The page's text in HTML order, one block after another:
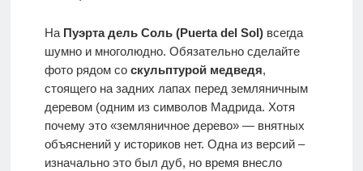
На Пуэрта дель Соль (Puerta del Sol)всегда
шумно и многолюдно. Обязательно сделайте
фото рядом со скульптурой медведя,
стоящего на задних лапах перед земляничным
деревом (одним из символов Мадрида. Хотя
почему это «земляничное дерево» — внятных
объяснений у историков нет. Одна из версий –
изначально это был дуб, но время внесло